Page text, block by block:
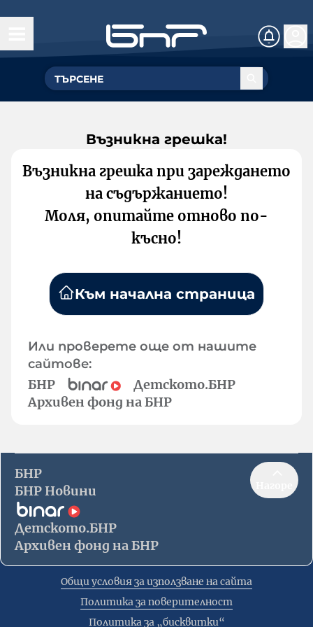
Възникна грешка!
Възникна грешка при зареждането
на съдържанието!
Моля, опитайте отново по-
късно!
Към начална страница
Или проверете още от нашите
сайтове:
БНР
Детското.БНР
Архивен фонд на БНР
БНР
БНР Новини
Детското.БНР
Архивен фонд на БНР
Общи условия за използване на сайта
Политика за поверителност
Политика за „бисквитки“